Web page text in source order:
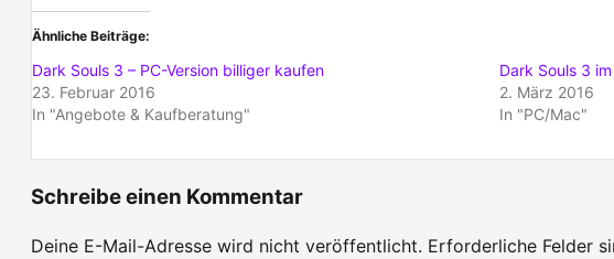
Ähnliche Beiträge
Dark Souls 3 – PC-Version billiger kaufen
23. Februar 2016
In "Angebote & Kaufberatung"
Dark Souls 3
2. März 2016
In "PC/Mac"
Schreibe einen Kommentar
Deine E-Mail-Adresse wird nicht veröffentlicht. Erforderliche Felder